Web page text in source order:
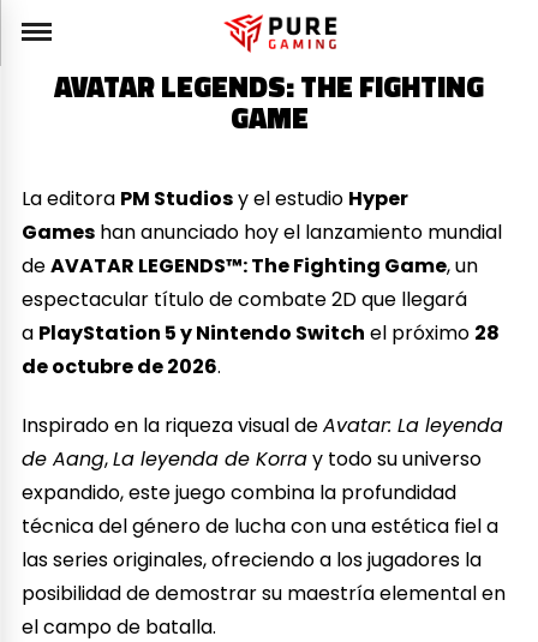
AVATAR LEGENDS: THE FIGHTING
GAME
La editora PM Studiosy el estudio Hyper
Games han anunciado hoy el lanzamiento mundial
deAVATAR LEGENDS™: The Fighting Game, un
espectacular título de combate 2D que llegará
a PlayStation 5 y Nintendo Switch el próximo 28
de octubre de 2026.
Inspirado en la riqueza visual deAvatar: La leyenda
de Aang,La leyenda de Korray todo su universo
expandido, este juego combina la profundidad
técnica del género de lucha con una estética fiel a
las series originales, ofreciendo a los jugadores la
posibilidad de demostrar su maestría elemental en
el campo de batalla.